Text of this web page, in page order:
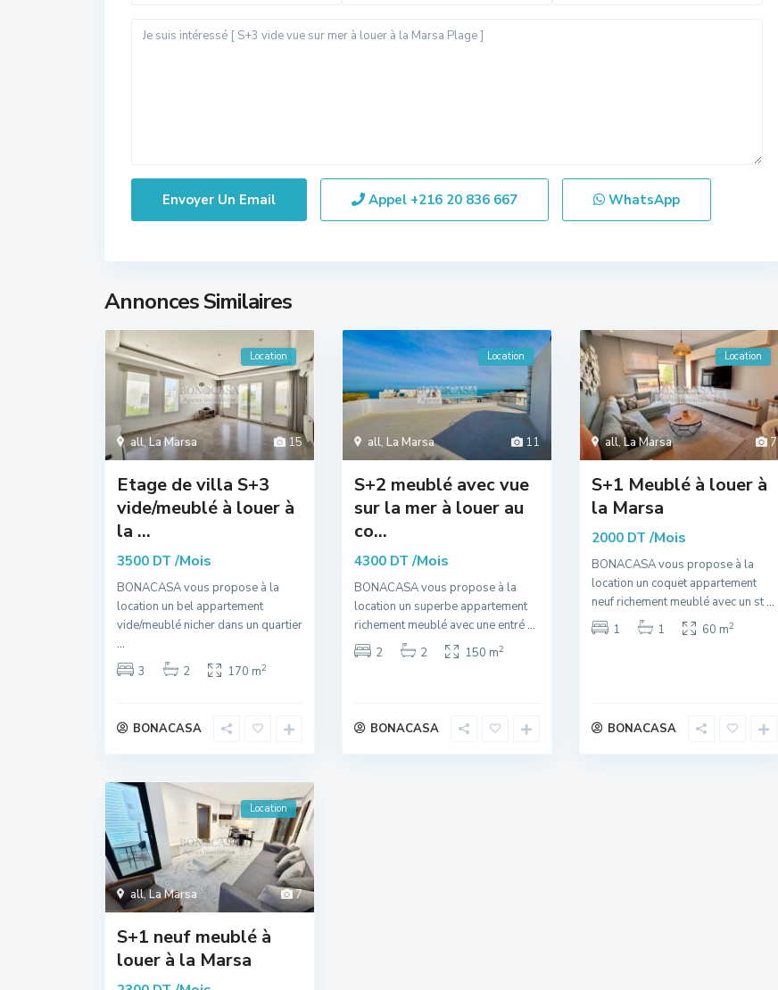
Appel +216 20 836 667 WhatsApp
Annonces Similaires
15
all,La Marsa
Location
Etage de villa S+3
vide/meublé à louer à
la ...
3500 DT/Mois
BONACASA vous propose à la
location un bel appartement
vide/meublé nicher dans un quartier
...
3
2 170 m2
BONACASA
11
all, La Marsa
Location
S+2 meublé avec vue
sur la mer à louer au
co...
4300 DT/Mois
BONACASA vous propose à la
location un superbe appartement
richement meublé avec une entré...
2
2 150 m2
BONACASA
7
all,La Marsa
Location
S+1 Meublé à louer à
la Marsa
2000 DT/Mois
BONACASA vous propose à la
location un coquet appartement
neuf richement meublé avec un st...
1
1 60 m2
BONACASA
7
all,La Marsa
Location
S+1 neuf meublé à
louer à la Marsa